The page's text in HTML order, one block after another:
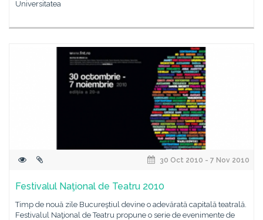
Universitatea
30 Oct 2010 - 7 Nov 2010
Festivalul Naţional de Teatru 2010
Timp de nouă zile Bucureştiul devine o adevărată capitală teatrală.
Festivalul Naţional de Teatru propune o serie de evenimente de